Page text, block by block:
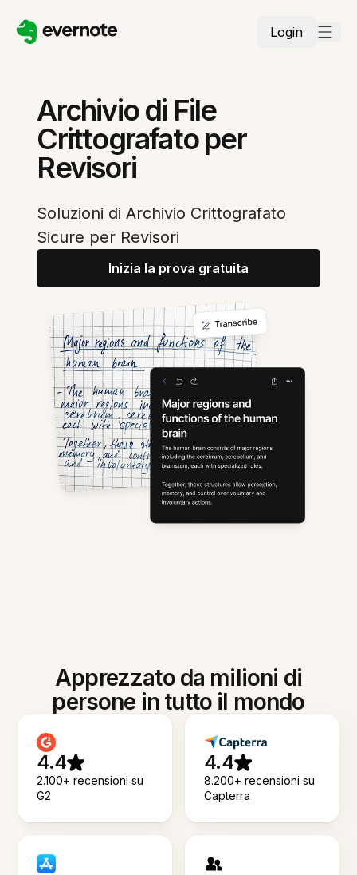
Login
Archivio di File
Crittografato per
Revisori
Soluzioni di Archivio Crittografato
Sicure per Revisori
Inizia la prova gratuita
Apprezzato da milioni di
persone in tutto il mondo
4.4
2.100+ recensioni su
G2
4.4
8.200+ recensioni su
Capterra